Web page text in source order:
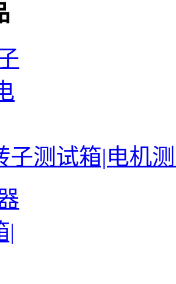
子测试箱|电机